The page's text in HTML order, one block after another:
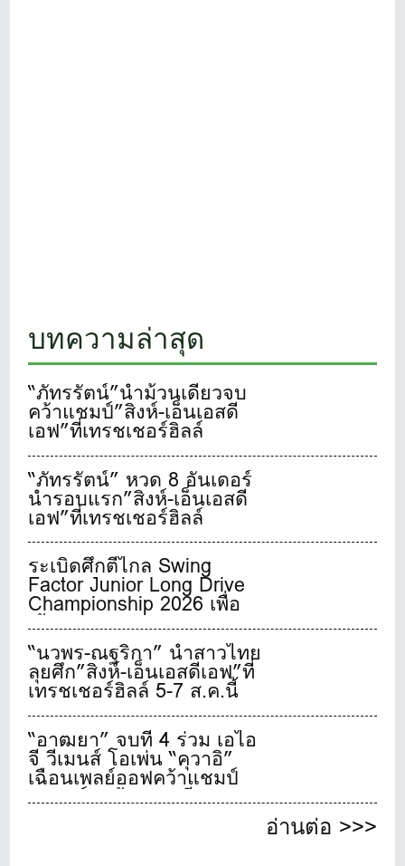
บทความล่าสุด
“ภัทรรัตน์”นำม้วนเดียวจบ
คว้าแชมป์”สิงห์-เอ็นเอสดี
เอฟ”ที่เทรชเชอร์ฮิลล์
“ภัทรรัตน์” หวด 8 อันเดอร์
นำรอบแรก”สิงห์-เอ็นเอสดี
เอฟ”ที่เทรชเชอร์ฮิลล์
ระเบิดศึกตีไกล Swing
Factor Junior Long Drive
Championship 2026 เพื่อ
เฟ้นหาสุดยอดเยาวชนจอม
พลังตีไกลชาวไทย
“นวพร-ณฐริกา” นำสาวไทย
ลุยศึก”สิงห์-เอ็นเอสดีเอฟ”ที่
เทรชเชอร์ฮิลล์ 5-7 ส.ค.นี้
“อาฒยา” จบที่ 4 ร่วม เอไอ
จี วีเมนส์ โอเพ่น “คุวาอิ”
เฉือนเพลย์ออฟคว้าแชมป์
เมเจอร์สุดท้ายของปี
อ่านต่อ >>>